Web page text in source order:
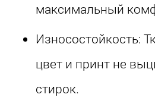
максимальный
Износостойкость:
цвет и принт не
стирок.